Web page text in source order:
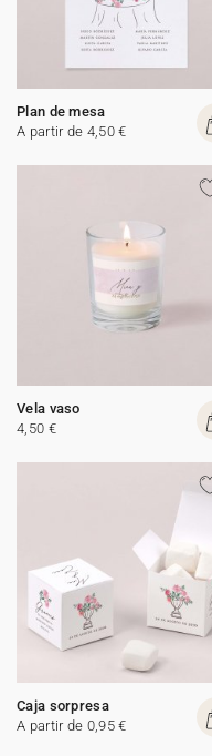
Plan de mesa
A partir de 4,50 €
Vela vaso
4,50 €
Caja sorpresa
A partir de 0,95 €